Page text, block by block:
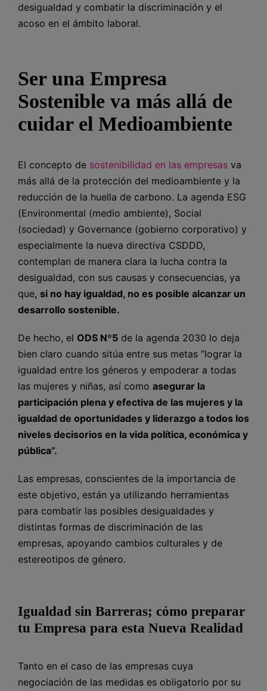
desigualdad y combatir la discriminación y el
acoso en el ámbito laboral.
Ser una Empresa
Sostenible va más allá de
cuidar el Medioambiente
El concepto de sostenibilidad en las empresas va
más allá de la protección del medioambiente y la
reducción de la huella de carbono. La agenda ESG
(Environmental (medio ambiente), Social
(sociedad) y Governance (gobierno corporativo) y
especialmente la nueva directiva CSDDD,
contemplan de manera clara la lucha contra la
desigualdad, con sus causas y consecuencias, ya
que, si no hay igualdad, no es posible alcanzar un
desarrollo sostenible.
De hecho, el ODS Nº5 de la agenda 2030 lo deja
bien claro cuando sitúa entre sus metas “lograr la
igualdad entre los géneros y empoderar a todas
las mujeres y niñas, así como asegurar la
participación plena y efectiva de las mujeres y la
igualdad de oportunidades y liderazgo a todos los
niveles decisorios en la vida política, económica y
pública”.
Las empresas, conscientes de la importancia de
este objetivo, están ya utilizando herramientas
para combatir las posibles desigualdades y
distintas formas de discriminación de las
empresas, apoyando cambios culturales y de
estereotipos de género.
Igualdad sin Barreras; cómo preparar
tu Empresa para esta Nueva Realidad
Tanto en el caso de las empresas cuya
negociación de las medidas es obligatorio por su